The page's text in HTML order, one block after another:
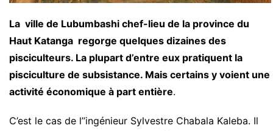
La ville de Lubumbashi chef-lieu de la province du
Haut Katanga regorge quelques dizaines des
pisciculteurs. La plupart d’entre eux pratiquent la
pisciculture de subsistance. Mais certains y voient une
activité économique à part entière.
C’est le cas de l’’ingénieur Sylvestre Chabala Kaleba. Il